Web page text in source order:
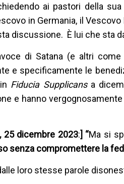
ai pastori della
in Germania, il Vescovo
discussione. È lui che sta
di Satana (e altri
e specificamente le
Fiducia Supplicans a
e hanno
25 dicembre 2023:] “Ma si
senza compromettere la
loro stesse parole